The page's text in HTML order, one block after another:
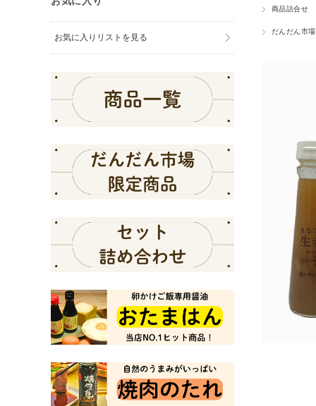
商品詰合せ
だんだん市
お気に入りリストを見る